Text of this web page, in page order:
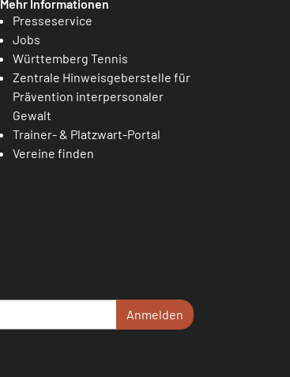
Mehr Informationen
Presseservice
Jobs
Württemberg Tennis
Zentrale Hinweisgeberstelle für
Prävention interpersonaler
Gewalt
Trainer- & Platzwart-Portal
Vereine finden
Anmelden